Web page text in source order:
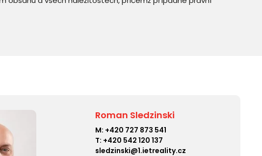
Roman Sledzinski
M: +420 727 873 541
T: +420 542 120 137
sledzinski@1.ietreality.cz